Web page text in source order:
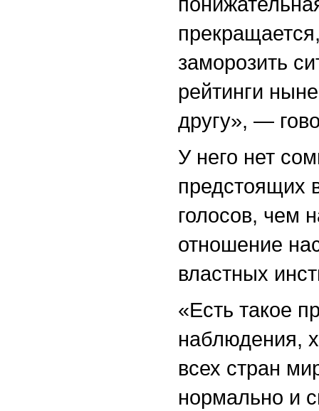
заморозить
рейтинги
другу», —
У него нет
предстоящих
голосов, чем
отношение
властных
«Есть такое
наблюдения,
всех стран
нормально и